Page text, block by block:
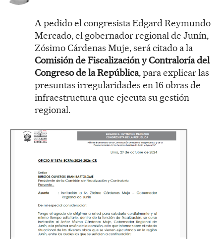
A pedido el congresista Edgard Reymundo
Mercado, el gobernador regional de Junín,
Zósimo Cárdenas Muje, será citado a la
Comisión de Fiscalización y Contraloría del
Congreso de la República, para explicar las
presuntas irregularidades en 16 obras de
infraestructura que ejecuta su gestión
regional.